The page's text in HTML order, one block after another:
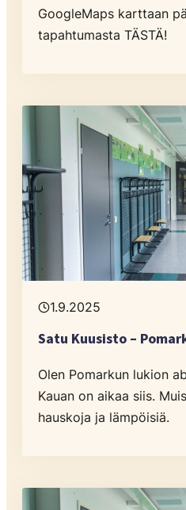
GoogleMaps karttaan
tapahtumasta TÄSTÄ!
1.9.2025
Satu Kuusisto –
Olen Pomarkun lukion
Kauan on aikaa siis.
hauskoja ja lämpöisiä.